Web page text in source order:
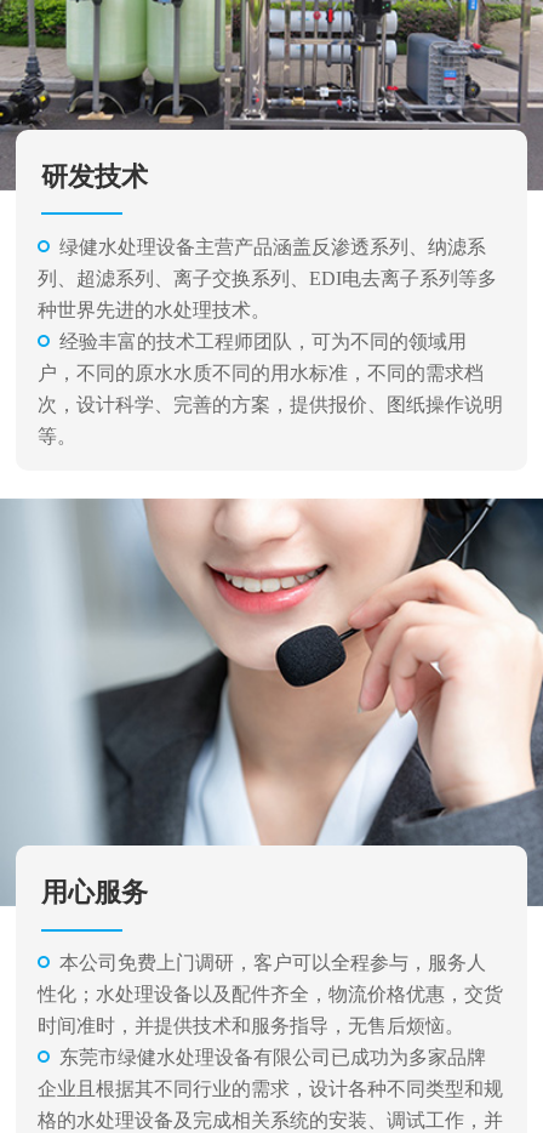
研发技术
绿健水处理设备主营产品涵盖反渗透系列、纳滤系
列、超滤系列、离子交换系列、EDI电去离子系列等多
种世界先进的水处理技术。
经验丰富的技术工程师团队，可为不同的领域用
户，不同的原水水质不同的用水标准，不同的需求档
次，设计科学、完善的方案，提供报价、图纸操作说明
等。
用心服务
本公司免费上门调研，客户可以全程参与，服务人
性化；水处理设备以及配件齐全，物流价格优惠，交货
时间准时，并提供技术和服务指导，无售后烦恼。
东莞市绿健水处理设备有限公司已成功为多家品牌
企业且根据其不同行业的需求，设计各种不同类型和规
格的水处理设备及完成相关系统的安装、调试工作，并